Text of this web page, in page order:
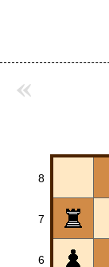
8
7
6
«